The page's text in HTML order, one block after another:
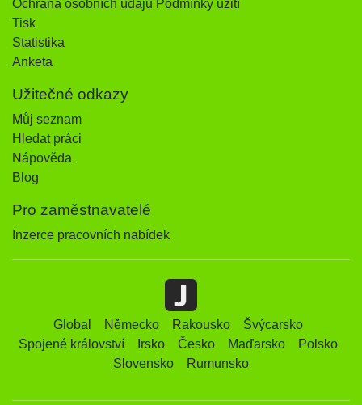
Ochrana osobních údajů Podmínky užití
Tisk
Statistika
Anketa
Užitečné odkazy
Můj seznam
Hledat práci
Nápověda
Blog
Pro zaměstnavatelé
Inzerce pracovních nabídek
Global Německo Rakousko
Švýcarsko
Spojené království
Irsko Česko Maďarsko
Polsko
Slovensko
Rumunsko